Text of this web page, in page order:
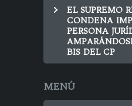
EL SUPREMO
CONDENA
PERSONA
BIS DEL CP
MENÚ